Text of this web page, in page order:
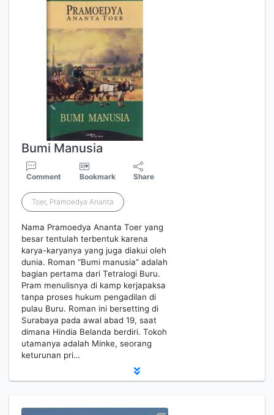
Bumi Manusia
Comment Bookmark Share
Toer, Pramoedya Ananta
Nama Pramoedya Ananta Toer yang
besar tentulah terbentuk karena
karya-karyanya yang juga diakui oleh
dunia. Roman “Bumi manusia” adalah
bagian pertama dari Tetralogi Buru.
Pram menulisnya di kamp kerjapaksa
tanpa proses hukum pengadilan di
pulau Buru. Roman ini bersetting di
Surabaya pada awal abad 19, saat
dimana Hindia Belanda berdiri. Tokoh
utamanya adalah Minke, seorang
keturunan pri…